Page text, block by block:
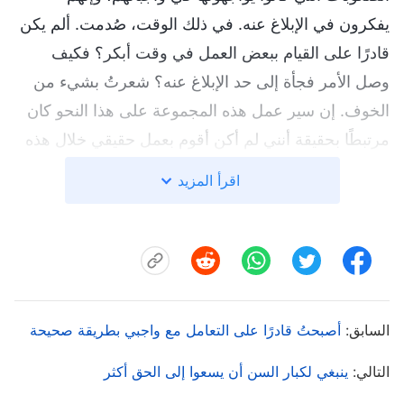
يفكرون في الإبلاغ عنه. في ذلك الوقت، صُدمت. ألم يكن
قادرًا على القيام ببعض العمل في وقت أبكر؟ فكيف
وصل الأمر فجأة إلى حد الإبلاغ عنه؟ شعرتُ بشيء من
الخوف. إن سير عمل هذه المجموعة على هذا النحو كان
مرتبطًا بحقيقة أنني لم أكن أقوم بعمل حقيقي خلال هذه
الفترة. فسارعتُ إلى المجموعة لأفهم الوضع. لدهشتي،
واستقال. ومهما حاول القائد أن يعقد شركة معه
من مشكلات جمَّة. كانت لو يوان دائمًا تُنفِّس عن سلبيتها،
وكانت تعتقد أن إشراف لي تشي على العمل وتفقده له
اقرأ المزيد
السابق: أصبحتُ قادرًا على التعامل مع واجبي بطريقة صحيحة
التالي: ينبغي لكبار السن أن يسعوا إلى الحق أكثر